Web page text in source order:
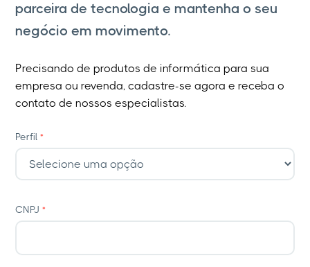
parceira de tecnologia e mantenha o seu
negócio em movimento.
Precisando de produtos de informática para sua
empresa ou revenda, cadastre-se agora e receba o
contato de nossos especialistas.
Perfil*
CNPJ*